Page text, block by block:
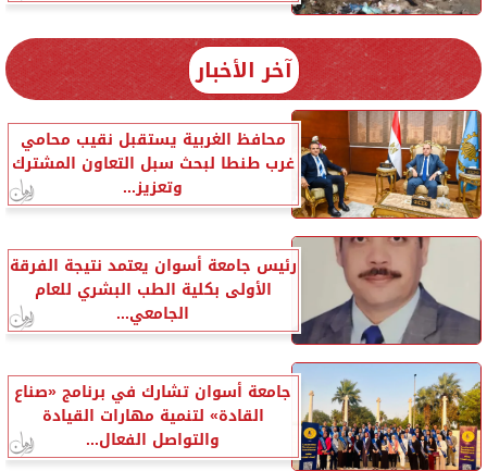
آخر الأخبار
محافظ الغربية يستقبل نقيب محامي
غرب طنطا لبحث سبل التعاون المشترك
وتعزيز...
رئيس جامعة أسوان يعتمد نتيجة الفرقة
الأولى بكلية الطب البشري للعام
الجامعي...
جامعة أسوان تشارك في برنامج «صناع
القادة» لتنمية مهارات القيادة
والتواصل الفعال...